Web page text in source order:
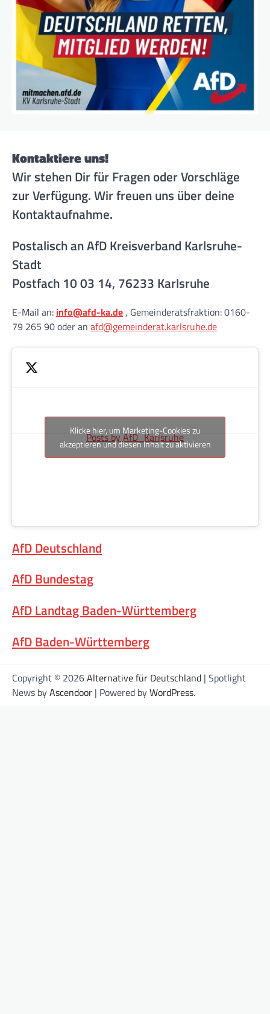
Kontaktiere uns!
Wir stehen Dir für Fragen oder Vorschläge
zur Verfügung. Wir freuen uns über deine
Kontaktaufnahme.
Postalisch an AfD Kreisverband Karlsruhe-
Stadt
Postfach 10 03 14, 76233 Karlsruhe
E-Mail an: info@afd-ka.de, Gemeinderatsfraktion: 0160-
79 265 90 oder an afd@gemeinderat.karlsruhe.de
Posts by AfD_Karlsruhe
Klicke hier, um Marketing-Cookies zu
akzeptieren und diesen Inhalt zu aktivieren
AfD Deutschland
AfD Bundestag
AfD Landtag Baden-Württemberg
AfD Baden-Württemberg
Copyright © 2026Alternative für Deutschland | Spotlight
News byAscendoor | Powered byWordPress.